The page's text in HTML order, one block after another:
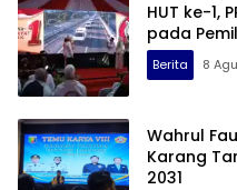
HUT ke-1,
pada
Berita 8
Wahrul
Karang
2031